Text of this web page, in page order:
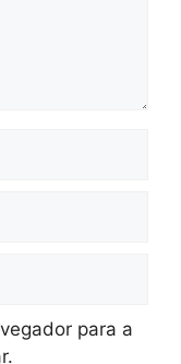
para a